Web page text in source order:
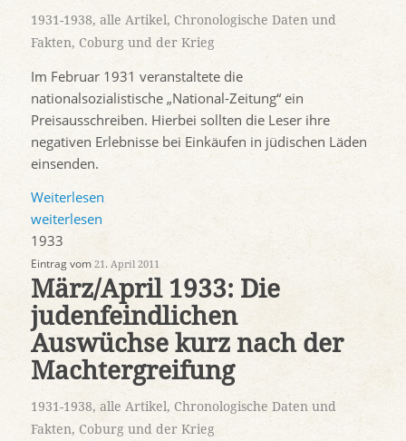
1931-1938, alle Artikel, Chronologische Daten und
Fakten, Coburg und der Krieg
Im Februar 1931 veranstaltete die
nationalsozialistische „National-Zeitung“ ein
Preisausschreiben. Hierbei sollten die Leser ihre
negativen Erlebnisse bei Einkäufen in jüdischen Läden
einsenden.
Weiterlesen
weiterlesen
1933
Eintrag vom 21. April 2011
März/April 1933: Die
judenfeindlichen
Auswüchse kurz nach der
Machtergreifung
1931-1938, alle Artikel, Chronologische Daten und
Fakten, Coburg und der Krieg